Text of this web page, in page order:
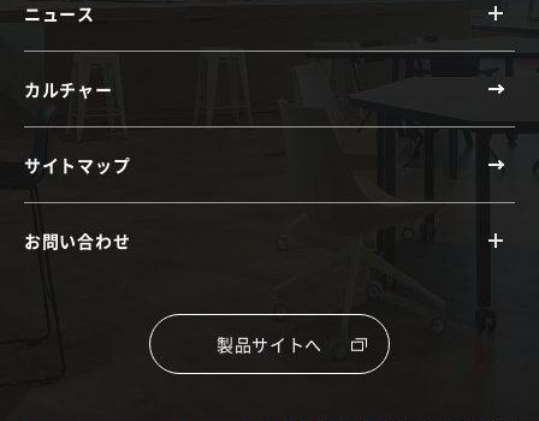
ニュース
カルチャー
サイトマップ
お問い合わせ
製品サイトへ